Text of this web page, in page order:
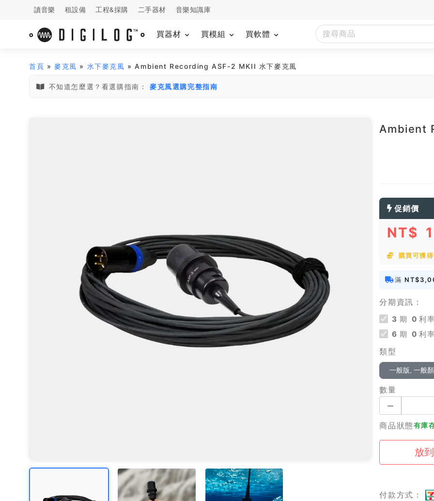
讀音樂 租設備 工程&採購 二手器材 音樂知識庫
買器材 買模組 買軟體
首頁 »麥克風 » 水下麥克風 » Ambient Recording ASF-2 MKII 水下麥克風
不知道怎麼選？看選購指南： 麥克風選購完整指南
Ambient
促銷價
NT$
購買可獲
滿
分期資訊：
3 期 0 利
6 期 0 利
類型
一般版, 一般
數量
商品狀態有庫
付款方式：